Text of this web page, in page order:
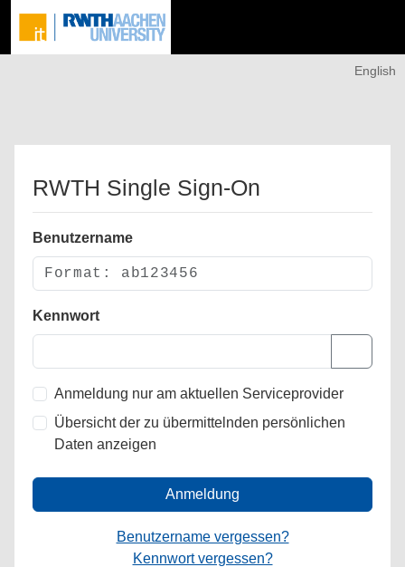
English
RWTH Single Sign-On
Benutzername
Kennwort
Anmeldung nur am aktuellen Serviceprovider
Übersicht der zu übermittelnden persönlichen
Daten anzeigen
Anmeldung
Benutzername vergessen?
Kennwort vergessen?